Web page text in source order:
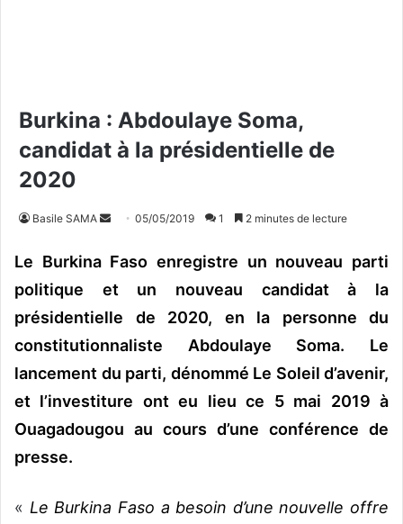
Burkina : Abdoulaye Soma,
candidat à la présidentielle de
2020
Basile SAMA
v
o
e
r
u
c
o
05/05/2019 1 2 minutes de lecture
Le Burkina Faso enregistre un nouveau parti
politique et un nouveau candidat à la
présidentielle de 2020, en la personne du
constitutionnaliste Abdoulaye Soma. Le
lancement du parti, dénommé Le Soleil d’avenir,
et l’investiture ont eu lieu ce 5 mai 2019 à
Ouagadougou au cours d’une conférence de
presse.
« Le Burkina Faso a besoin d’une nouvelle offre